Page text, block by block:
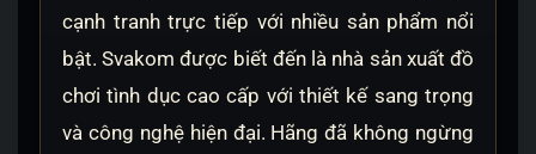
cạnh tranh trực tiếp với nhiều sản phẩm nổi
bật. Svakom được biết đến là nhà sản xuất đồ
chơi tình dục cao cấp với thiết kế sang trọng
và công nghệ hiện đại. Hãng đã không ngừng